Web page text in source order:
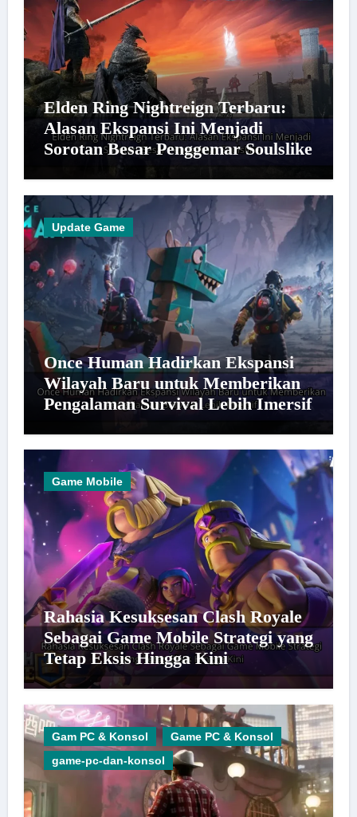
Elden Ring Nightreign Terbaru:
Alasan Ekspansi Ini Menjadi
Sorotan Besar Penggemar Soulslike
Update Game
Once Human Hadirkan Ekspansi
Wilayah Baru untuk Memberikan
Pengalaman Survival Lebih Imersif
Game Mobile
Rahasia Kesuksesan Clash Royale
Sebagai Game Mobile Strategi yang
Tetap Eksis Hingga Kini
Gam PC & Konsol
Game PC & Konsol
game-pc-dan-konsol